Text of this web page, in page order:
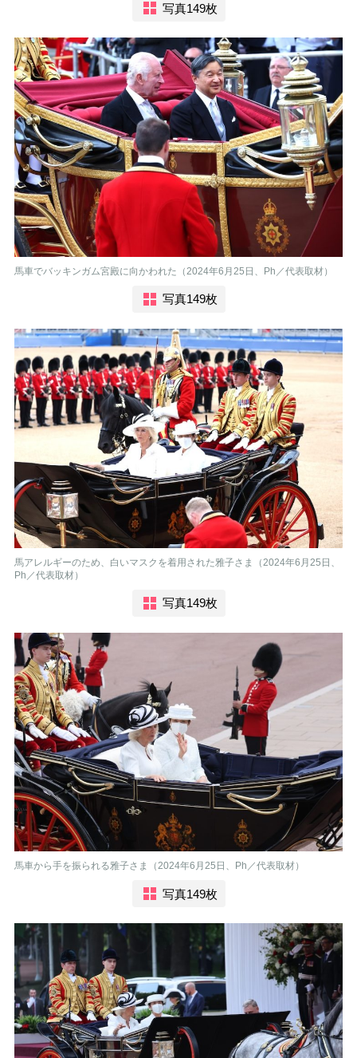
写真149枚
馬車でバッキンガム宮殿に向かわれた（2024年6月25日、Ph／代表取材）
写真149枚
馬アレルギーのため、白いマスクを着用された雅子さま（2024年6月25日、
Ph／代表取材）
写真149枚
馬車から手を振られる雅子さま（2024年6月25日、Ph／代表取材）
写真149枚